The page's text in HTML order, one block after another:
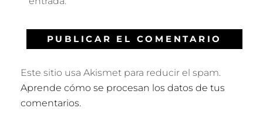
Este sitio usa Akismet para reducir el spam.
Aprende cómo se procesan los datos de tus
comentarios.